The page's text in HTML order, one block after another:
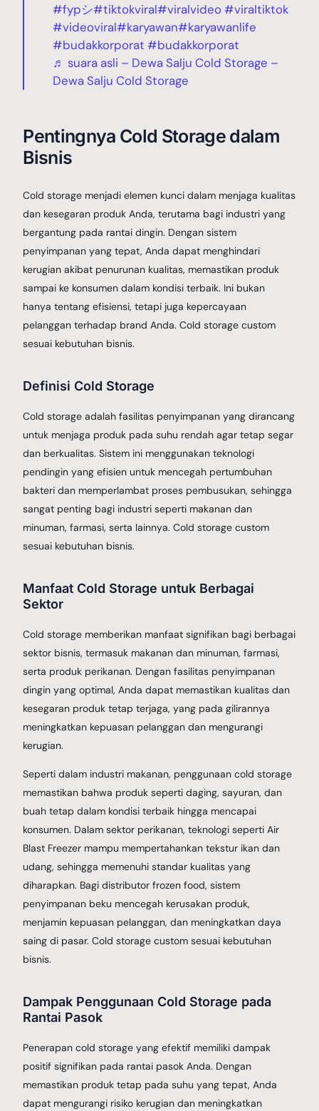
#fypシ#tiktokviral#viralvideo #viraltiktok
#videoviral#karyawan#karyawanlife
#budakkorporat #budakkorporat
♬ suara asli – Dewa Salju Cold Storage –
Dewa Salju Cold Storage
Pentingnya Cold Storage dalam
Bisnis
Cold storage menjadi elemen kunci dalam menjaga kualitas
dan kesegaran produk Anda, terutama bagi industri yang
bergantung pada rantai dingin. Dengan sistem
penyimpanan yang tepat, Anda dapat menghindari
kerugian akibat penurunan kualitas, memastikan produk
sampai ke konsumen dalam kondisi terbaik. Ini bukan
hanya tentang efisiensi, tetapi juga kepercayaan
pelanggan terhadap brand Anda. Cold storage custom
sesuai kebutuhan bisnis.
Definisi Cold Storage
Cold storage adalah fasilitas penyimpanan yang dirancang
untuk menjaga produk pada suhu rendah agar tetap segar
dan berkualitas. Sistem ini menggunakan teknologi
pendingin yang efisien untuk mencegah pertumbuhan
bakteri dan memperlambat proses pembusukan, sehingga
sangat penting bagi industri seperti makanan dan
minuman, farmasi, serta lainnya. Cold storage custom
sesuai kebutuhan bisnis.
Manfaat Cold Storage untuk Berbagai
Sektor
Cold storage memberikan manfaat signifikan bagi berbagai
sektor bisnis, termasuk makanan dan minuman, farmasi,
serta produk perikanan. Dengan fasilitas penyimpanan
dingin yang optimal, Anda dapat memastikan kualitas dan
kesegaran produk tetap terjaga, yang pada gilirannya
meningkatkan kepuasan pelanggan dan mengurangi
kerugian.
Seperti dalam industri makanan, penggunaan cold storage
memastikan bahwa produk seperti daging, sayuran, dan
buah tetap dalam kondisi terbaik hingga mencapai
konsumen. Dalam sektor perikanan, teknologi seperti Air
Blast Freezer mampu mempertahankan tekstur ikan dan
udang, sehingga memenuhi standar kualitas yang
diharapkan. Bagi distributor frozen food, sistem
penyimpanan beku mencegah kerusakan produk,
menjamin kepuasan pelanggan, dan meningkatkan daya
saing di pasar. Cold storage custom sesuai kebutuhan
bisnis.
Dampak Penggunaan Cold Storage pada
Rantai Pasok
Penerapan cold storage yang efektif memiliki dampak
positif signifikan pada rantai pasok Anda. Dengan
memastikan produk tetap pada suhu yang tepat, Anda
dapat mengurangi risiko kerugian dan meningkatkan